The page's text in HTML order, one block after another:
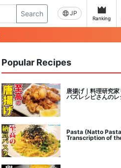
Search JP
Ranking
Popular Recipes
唐揚げ｜料理研究
バズレシピさんのレ
Pasta (Natto
Transcription of
by Ryuji's buzz